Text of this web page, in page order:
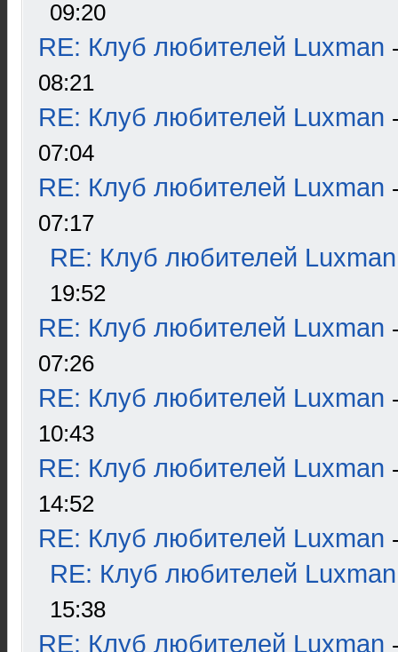
09:20
RE: Клуб любителей Luxman
08:21
RE: Клуб любителей Luxman
07:04
RE: Клуб любителей Luxman
07:17
RE: Клуб любителей Luxman
19:52
RE: Клуб любителей Luxman
07:26
RE: Клуб любителей Luxman
10:43
RE: Клуб любителей Luxman
14:52
RE: Клуб любителей Luxman
RE: Клуб любителей Luxman
15:38
RE: Клуб любителей Luxman